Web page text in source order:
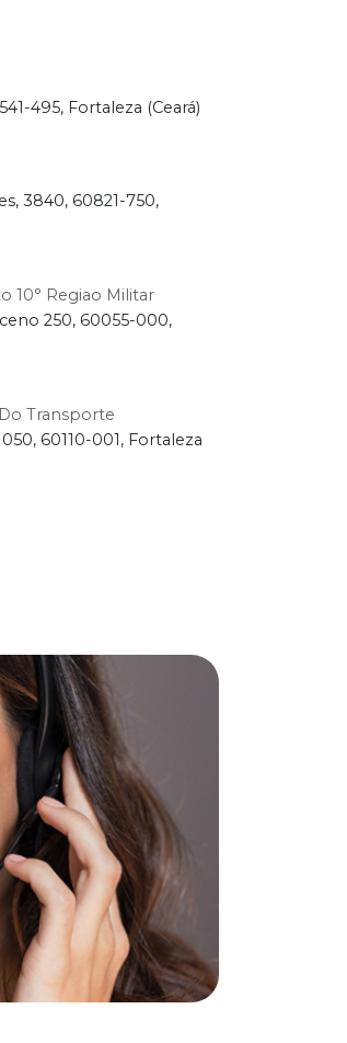
495, Fortaleza (Ceará)
3840, 60821-750,
10° Regiao Militar
250, 60055-000,
Transporte
60110-001, Fortaleza